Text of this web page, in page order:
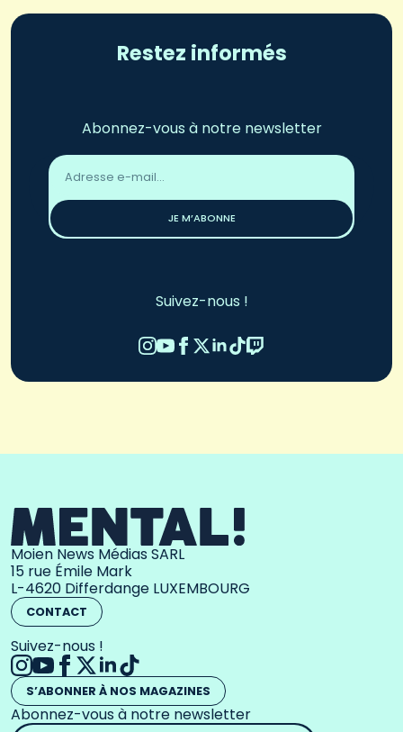
Restez informés
Abonnez-vous à notre newsletter
Adresse
email
JE M’ABONNE
Suivez-nous !
Moien News Médias SARL
15 rue Émile Mark
L-4620 Differdange LUXEMBOURG
CONTACT
Suivez-nous !
S’ABONNER À NOS MAGAZINES
Abonnez-vous à notre newsletter